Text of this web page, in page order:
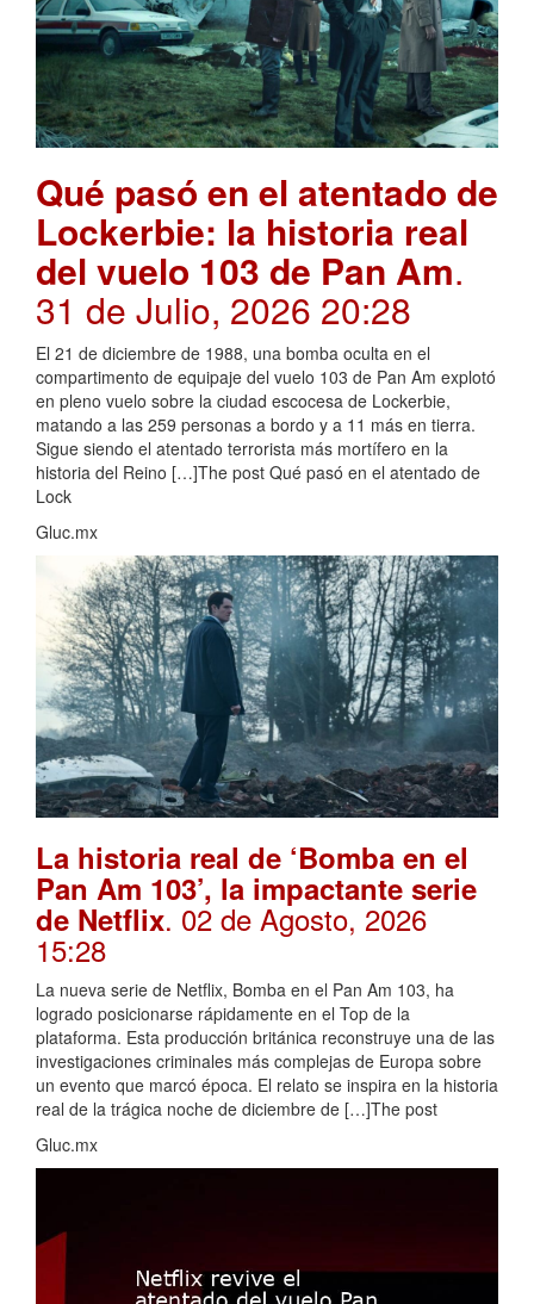
Qué pasó en el atentado de
Lockerbie: la historia real
del vuelo 103 de Pan Am.
31 de Julio, 2026 20:28
El 21 de diciembre de 1988, una bomba oculta en el
compartimento de equipaje del vuelo 103 de Pan Am explotó
en pleno vuelo sobre la ciudad escocesa de Lockerbie,
matando a las 259 personas a bordo y a 11 más en tierra.
Sigue siendo el atentado terrorista más mortífero en la
historia del Reino […]The post Qué pasó en el atentado de
Lock
Gluc.mx
La historia real de ‘Bomba en el
Pan Am 103’, la impactante serie
de Netflix. 02 de Agosto, 2026
15:28
La nueva serie de Netflix, Bomba en el Pan Am 103, ha
logrado posicionarse rápidamente en el Top de la
plataforma. Esta producción británica reconstruye una de las
investigaciones criminales más complejas de Europa sobre
un evento que marcó época. El relato se inspira en la historia
real de la trágica noche de diciembre de […]The post
Gluc.mx